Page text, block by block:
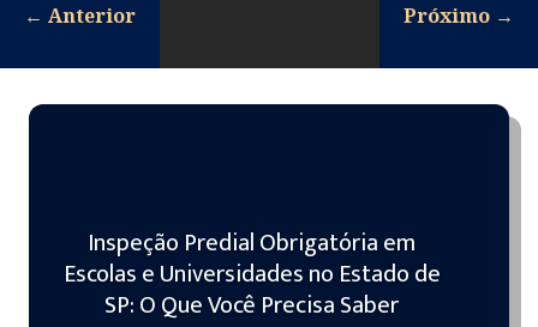
← Anterior Próximo →
Inspeção Predial Obrigatória em
Escolas e Universidades no Estado de
SP: O Que Você Precisa Saber